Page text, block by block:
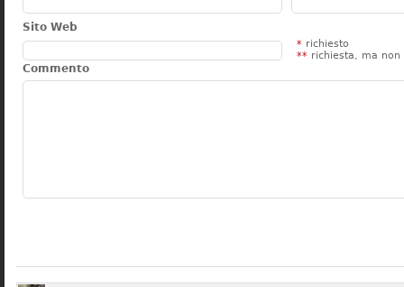
Sito Web
* richiesto
** richiesta, ma non
Commento